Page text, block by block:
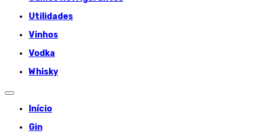
Utilidades
Vinhos
Vodka
Whisky
Início
Gin